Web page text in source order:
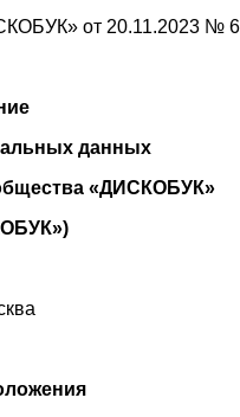
от 20.11.2023 № 6
данных
«ДИСКОБУК»